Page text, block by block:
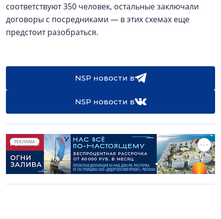
соответствуют 350 человек, остальные заключали
договоры с посредниками — в этих схемах еще
предстоит разобраться.
NSP новости в
NSP новости в
РЕКЛАМА